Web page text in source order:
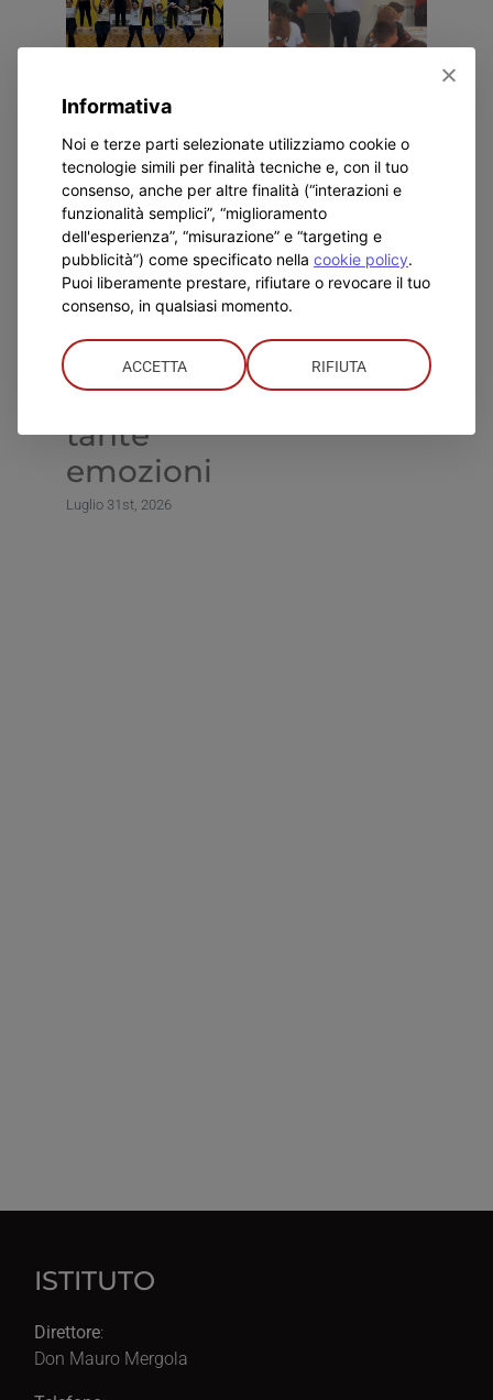
Don
Bosco
Alessandria:
per
l’Estate
Ragazzi
un
bilancio
super e
tante
emozioni
Luglio 31st, 2026
nuovo
Ispettore
Luglio 23rd, 2026
ISTITUTO
Direttore:
Don Mauro Mergola
Informativa
Noi e terze parti selezionate utilizziamo cookie o
tecnologie simili per finalità tecniche e, con il tuo
consenso, anche per altre finalità (“interazioni e
funzionalità semplici”, “miglioramento
dell'esperienza”, “misurazione” e “targeting e
pubblicità”) come specificato nella cookie policy.
Puoi liberamente prestare, rifiutare o revocare il tuo
consenso, in qualsiasi momento.
ACCETTA RIFIUTA